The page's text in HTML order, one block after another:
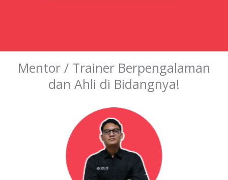
Mentor / Trainer Berpengalaman
dan Ahli di Bidangnya!